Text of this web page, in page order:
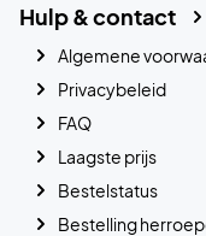
Hulp & contact
Algemene
Privacybeleid
FAQ
Laagste prijs
Bestelstatus
Bestelling